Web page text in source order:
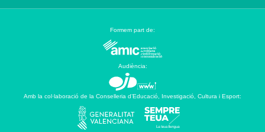
Formem part de:
Audiència:
Amb la col·laboració de la Conselleria d’Educació, Investigació, Cultura i Esport: